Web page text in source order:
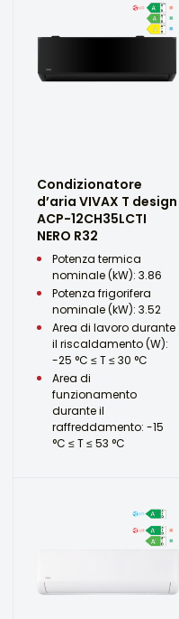
Condizionatore
d’aria VIVAX T design
ACP-12CH35LCTI
NERO R32
Potenza termica
nominale (kW): 3.86
Potenza frigorifera
nominale (kW): 3.52
Area di lavoro durante
il riscaldamento (W):
-25 °C ≤ T ≤ 30 °C
Area di
funzionamento
durante il
raffreddamento: -15
°C ≤ T ≤ 53 °C